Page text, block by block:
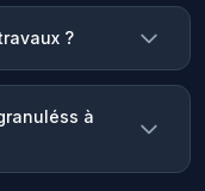
?
à